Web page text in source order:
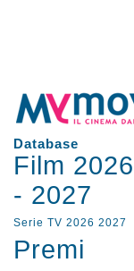
Database
Film 2026
- 2027
Serie TV 2026 2027
Premi